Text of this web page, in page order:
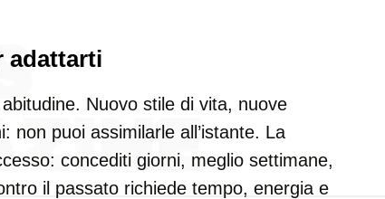
adattarti
Nuovo stile di vita, nuove
non puoi assimilarle all’istante. La
concediti giorni, meglio settimane,
il passato richiede tempo, energia e